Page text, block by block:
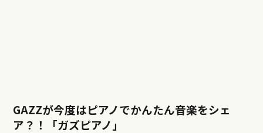
GAZZが今度はピアノでかんたん音楽をシェ
ア？！「ガズピアノ」